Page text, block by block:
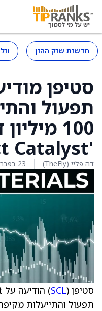
חדשות שוק ההון
סטיפן
תפעול
100
'Project Catalyst'
דה פליי (TheFly) 23 בפברואר 2026
סטיפן (SCL